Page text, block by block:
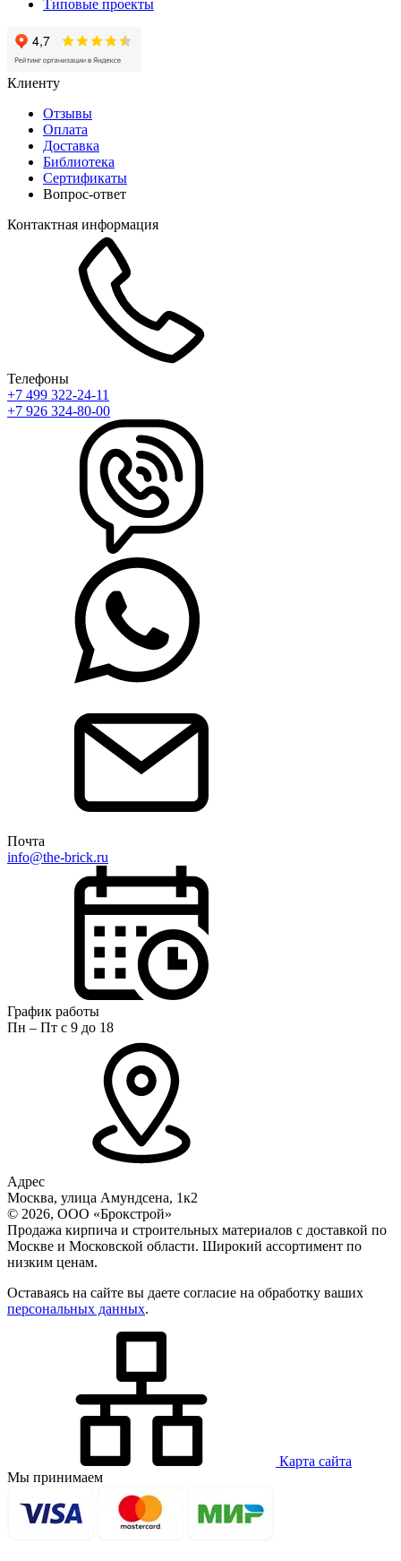
Типовые проекты
Клиенту
Отзывы
Оплата
Доставка
Библиотека
Сертификаты
Вопрос-ответ
Контактная информация
Телефоны
+7 499 322-24-11
+7 926 324-80-00
Почта
info@the-brick.ru
График работы
Пн – Пт с 9 до 18
Адрес
Москва, улица Амундсена, 1к2
© 2026, ООО «Брокстрой»
Продажа кирпича и строительных материалов с доставкой по
Москве и Московской области. Широкий ассортимент по
низким ценам.
Оставаясь на сайте вы даете согласие на обработку ваших
персональных данных.
Карта сайта
Мы принимаем